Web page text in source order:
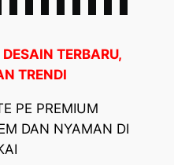
TERBARU,
TRENDI
PE PREMIUM
DAN NYAMAN DI